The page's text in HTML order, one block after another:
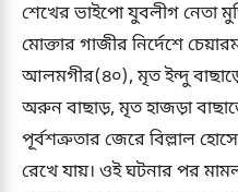
শেখের ভাইপো যুবলীগ নেতা
মোক্তার গাজীর নির্দেশে
আলমগীর(৪০), মৃত ইন্দু
অরুন বাছাড়, মৃত হাজড়া
পূর্বশত্রুতার জেরে বিল্লাল
রেখে যায়। ওই ঘটনার পর